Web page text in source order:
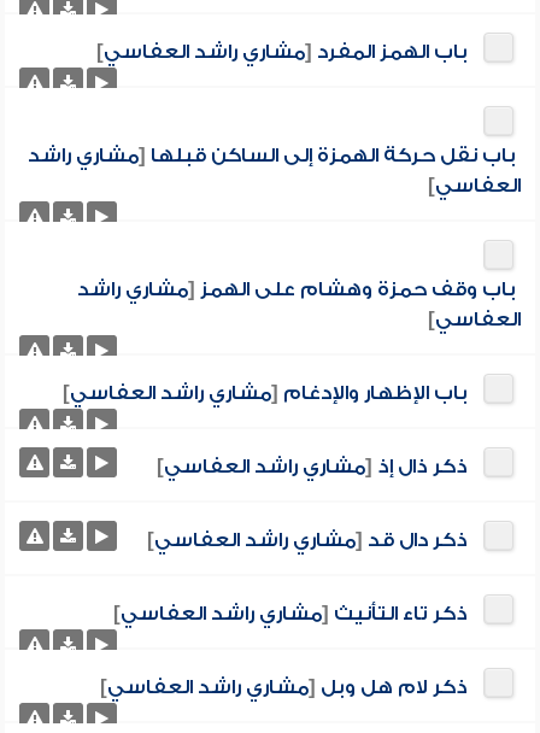
باب الهمز المفرد [مشاري راشد العفاسي]
باب نقل حركة الهمزة إلى الساكن قبلها [مشاري راشد
العفاسي]
باب وقف حمزة وهشام على الهمز [مشاري راشد
العفاسي]
باب الإظهار والإدغام [مشاري راشد العفاسي]
ذكر ذال إذ [مشاري راشد العفاسي]
ذكر دال قد [مشاري راشد العفاسي]
ذكر تاء التأنيث [مشاري راشد العفاسي]
ذكر لام هل وبل [مشاري راشد العفاسي]